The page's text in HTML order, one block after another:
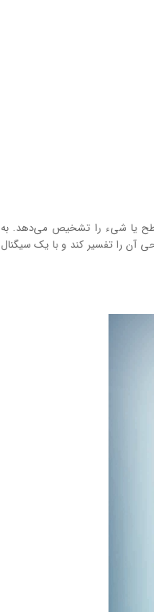
سطح یا شیء را تشخیص می‌دهد. به
آن را تفسیر کند و با یک سیگنال